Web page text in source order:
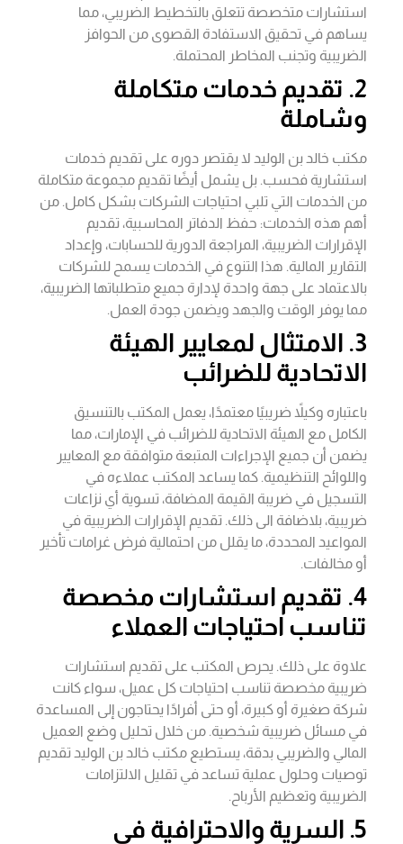
استشارات متخصصة تتعلق بالتخطيط الضريبي، مما
يساهم في تحقيق الاستفادة القصوى من الحوافز
الضريبية وتجنب المخاطر المحتملة.
2. تقديم خدمات متكاملة
وشاملة
مكتب خالد بن الوليد لا يقتصر دوره على تقديم خدمات
استشارية فحسب. بل يشمل أيضًا تقديم مجموعة متكاملة
من الخدمات التي تلبي احتياجات الشركات بشكل كامل. من
أهم هذه الخدمات: حفظ الدفاتر المحاسبية، تقديم
الإقرارات الضريبية، المراجعة الدورية للحسابات، وإعداد
التقارير المالية. هذا التنوع في الخدمات يسمح للشركات
بالاعتماد على جهة واحدة لإدارة جميع متطلباتها الضريبية،
مما يوفر الوقت والجهد ويضمن جودة العمل.
3. الامتثال لمعايير الهيئة
الاتحادية للضرائب
باعتباره وكيلاً ضريبيًا معتمدًا، يعمل المكتب بالتنسيق
الكامل مع الهيئة الاتحادية للضرائب في الإمارات، مما
يضمن أن جميع الإجراءات المتبعة متوافقة مع المعايير
واللوائح التنظيمية. كما يساعد المكتب عملاءه في
التسجيل في ضريبة القيمة المضافة، تسوية أي نزاعات
ضريبية، بلاضافة الى ذلك. تقديم الإقرارات الضريبية في
المواعيد المحددة، ما يقلل من احتمالية فرض غرامات تأخير
أو مخالفات.
4. تقديم استشارات مخصصة
تناسب احتياجات العملاء
علاوة على ذلك. يحرص المكتب على تقديم استشارات
ضريبية مخصصة تناسب احتياجات كل عميل، سواء كانت
شركة صغيرة أو كبيرة، أو حتى أفرادًا يحتاجون إلى المساعدة
في مسائل ضريبية شخصية. من خلال تحليل وضع العميل
المالي والضريبي بدقة، يستطيع مكتب خالد بن الوليد تقديم
توصيات وحلول عملية تساعد في تقليل الالتزامات
الضريبية وتعظيم الأرباح.
5. السرية والاحترافية في